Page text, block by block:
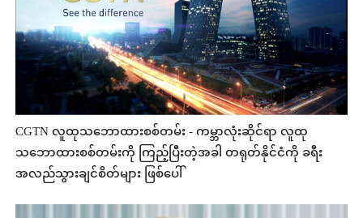
CGTN လူထုသဘောထားစစ်တမ်း - ကမ္ဘာလုံးဆိုင်ရာ လူထု
သဘောထားစစ်တမ်းကို ကြည့်ပြီးတဲ့အခါ တရုတ်နိုင်ငံကို ခရီး
အလည်သွားချင်စိတ်များ ဖြစ်ပေါ်